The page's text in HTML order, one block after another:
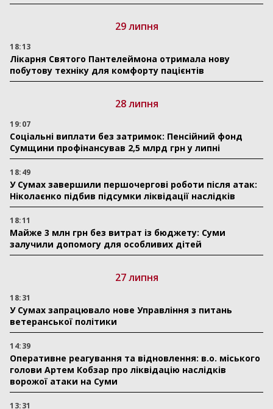
29 липня
18:13
Лікарня Святого Пантелеймона отримала нову
побутову техніку для комфорту пацієнтів
28 липня
19:07
Соціальні виплати без затримок: Пенсійний фонд
Сумщини профінансував 2,5 млрд грн у липні
18:49
У Сумах завершили першочергові роботи після атак:
Ніколаєнко підбив підсумки ліквідації наслідків
18:11
Майже 3 млн грн без витрат із бюджету: Суми
залучили допомогу для особливих дітей
27 липня
18:31
У Сумах запрацювало нове Управління з питань
ветеранської політики
14:39
Оперативне реагування та відновлення: в.о. міського
голови Артем Кобзар про ліквідацію наслідків
ворожої атаки на Суми
13:31